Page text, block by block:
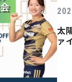
太
ァ